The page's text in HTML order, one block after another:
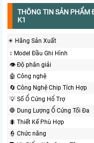
THÔNG TIN SẢN PHẨM
K1
✴️ Hãng Sản Xuất
↕️ Model Đầu Ghi Hình
👁 Độ phân giải
🤖️ Công nghệ
🔄 Công Nghệ Chip Tích Hợp
💡 Số Ổ Cứng Hổ Trợ
🛑 Dung Lượng Ổ Cứng Tối Đa
🐜 Thiết Kế Phù Hợp
👮 Chức năng